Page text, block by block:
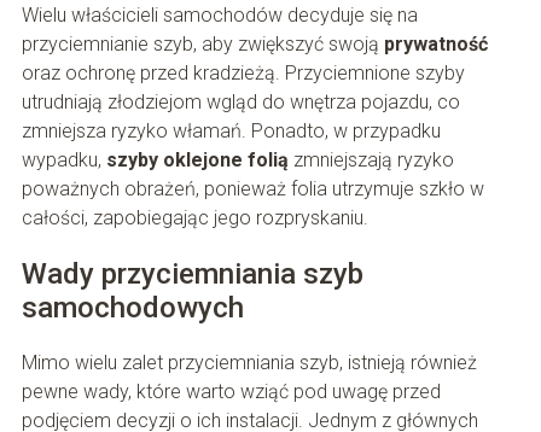
Wielu właścicieli samochodów decyduje się na
przyciemnianie szyb, aby zwiększyć swoją prywatność
oraz ochronę przed kradzieżą. Przyciemnione szyby
utrudniają złodziejom wgląd do wnętrza pojazdu, co
zmniejsza ryzyko włamań. Ponadto, w przypadku
wypadku, szyby oklejone folią zmniejszają ryzyko
poważnych obrażeń, ponieważ folia utrzymuje szkło w
całości, zapobiegając jego rozpryskaniu.
Wady przyciemniania szyb
samochodowych
Mimo wielu zalet przyciemniania szyb, istnieją również
pewne wady, które warto wziąć pod uwagę przed
podjęciem decyzji o ich instalacji. Jednym z głównych